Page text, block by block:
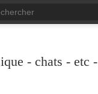
- chats - etc -